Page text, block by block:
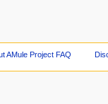
AMule Project FAQ